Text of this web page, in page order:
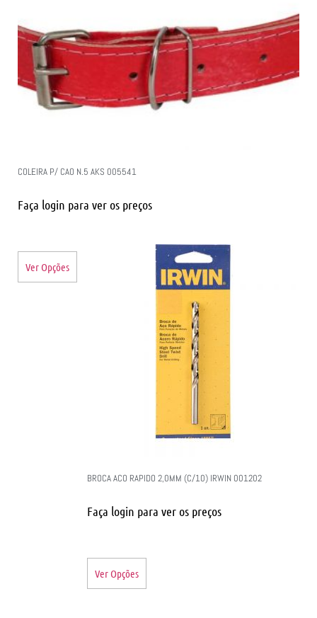
COLEIRA P/ CAO N.5 AKS 005541
Faça login para ver os preços
Ver Opções
BROCA ACO RAPIDO 2,0MM (C/10) IRWIN 001202
Faça login para ver os preços
Ver Opções